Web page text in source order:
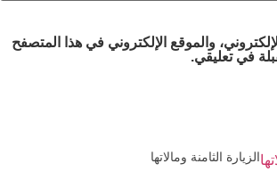
والموقع الإلكتروني في هذا المتصفح
في تعليقي.
الزيارة الثامنة ومالاتها